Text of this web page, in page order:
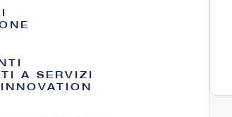
A SERVIZI